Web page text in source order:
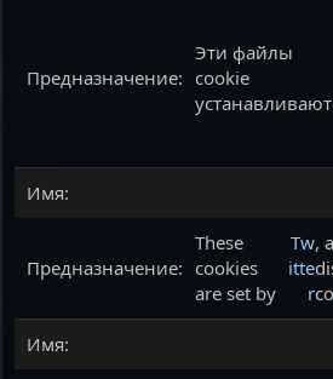
Эти файлы
cookie
These
cookies
are set by
Tw
itte
r
,